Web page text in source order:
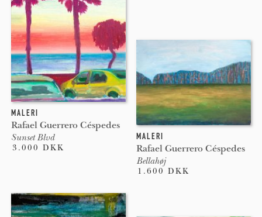
MALERI
Rafael Guerrero Céspedes
Sunset Blvd
3.000 DKK
MALERI
Rafael Guerrero Céspedes
Bellahøj
1.600 DKK